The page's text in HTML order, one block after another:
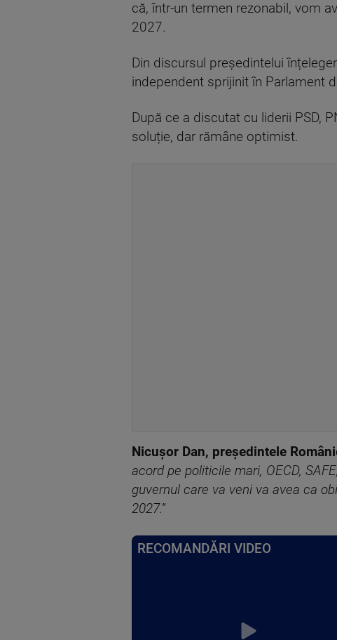
că, într-un termen rezonabil, vom
2027.
Din discursul președintelui
independent sprijinit în Parlament
După ce a discutat cu liderii PSD,
soluție, dar rămâne optimist.
Nicușor Dan, președintele
acord pe politicile mari, OECD,
guvernul care va veni va avea ca
2027.”
RECOMANDĂRI VIDEO